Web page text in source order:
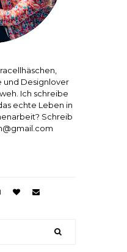
und Designlover
Ich schreibe
echte Leben in
Schreib